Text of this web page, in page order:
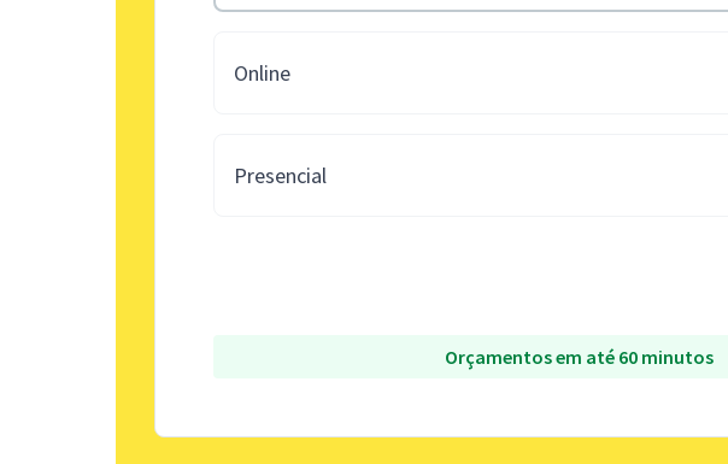
Online
Presencial
Orçamentos em até 60 minutos